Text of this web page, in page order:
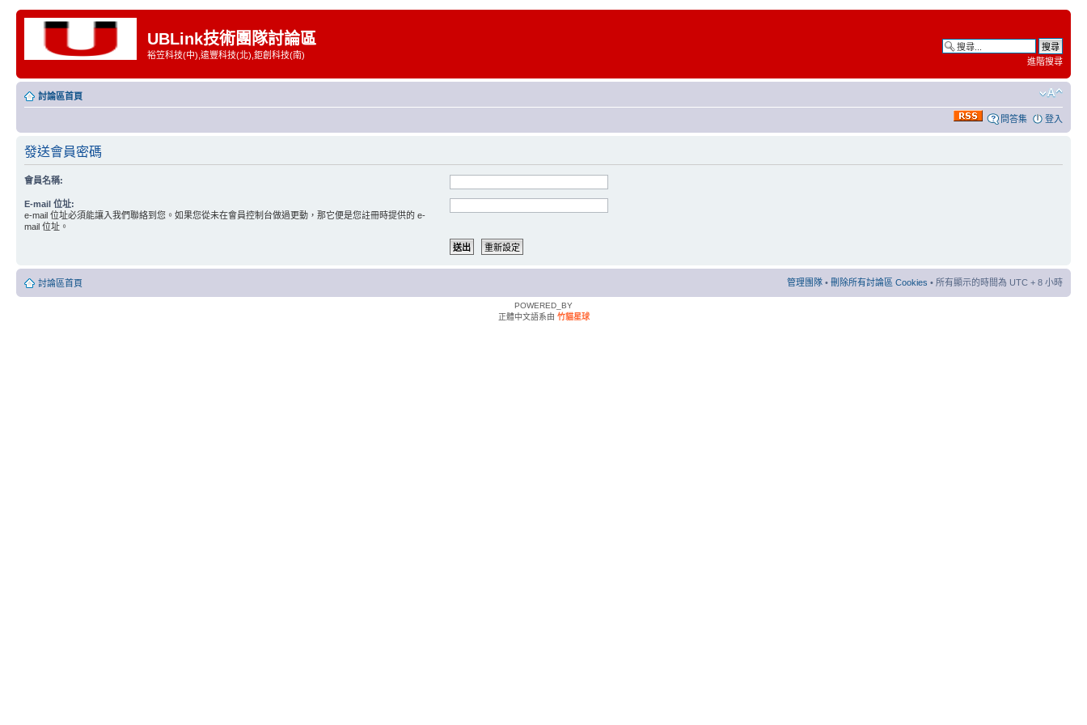
UBLink技術團隊討論區
裕笠科技(中),遠豐科技(北),鉅創科技(南)
進階搜尋
討論區首頁
問答集 登入
發送會員密碼
會員名稱:
E-mail 位址:
e-mail 位址必須能讓入我們聯絡到您。如果您從未在會員控制台做過更動，那它便是您註冊時提供的 e-
mail 位址。
討論區首頁 管理團隊 • 刪除所有討論區 Cookies • 所有顯示的時間為 UTC + 8 小時
POWERED_BY
正體中文語系由 竹貓星球